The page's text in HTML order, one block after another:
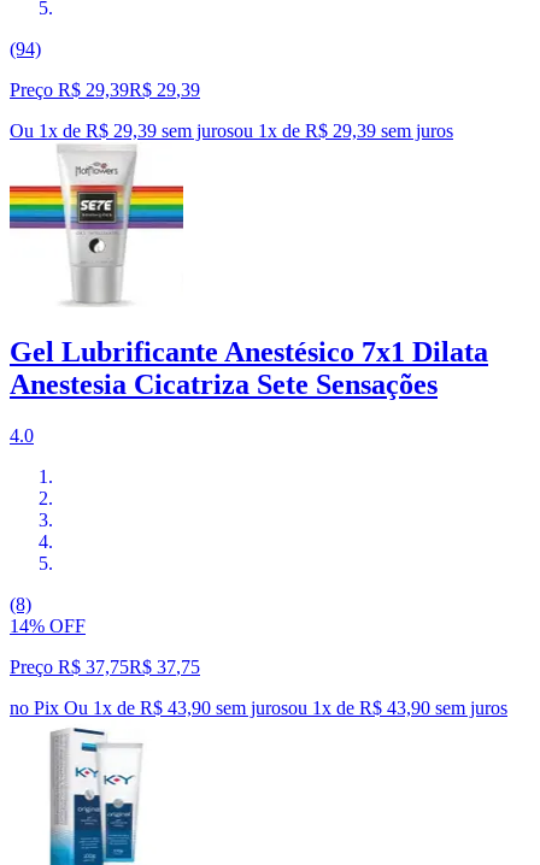
(94)
Preço R$ 29,39R$ 29,39
Ou 1x de R$ 29,39 sem jurosou 1x de R$ 29,39 sem juros
Gel Lubrificante Anestésico 7x1 Dilata
Anestesia Cicatriza Sete Sensações
4.0
(8)
14% OFF
Preço R$ 37,75R$ 37,75
no Pix Ou 1x de R$ 43,90 sem jurosou 1x de R$ 43,90 sem juros